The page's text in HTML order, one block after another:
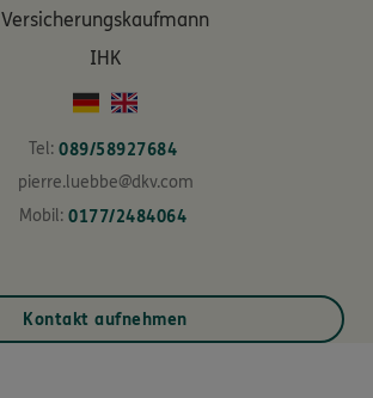
Versicherungskaufmann
IHK
Tel: 089/58927684
pierre.luebbe@dkv.com
Mobil: 0177/2484064
Kontakt aufnehmen